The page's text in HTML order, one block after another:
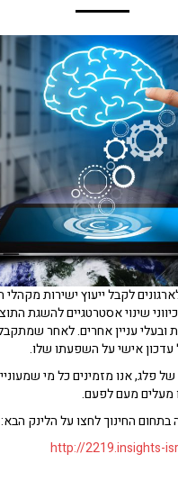
לקבל ייעוץ ישירות
שינוי אסטרטגיים להשגת
ובעלי עניין אחרים. לאחר
אישי על השפעתו שלו.
פלג, אנו מזמינים כל מי
מעלים מעם לפעם.
החינוך לחצו על הלינק הבא:
http://2219.insights-